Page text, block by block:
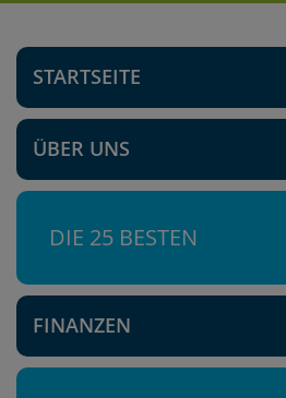
STARTSEITE
ÜBER UNS
DIE 25 BESTEN
FINANZEN